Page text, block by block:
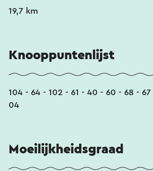
19,7 km
Knooppuntenlijst
104 - 64 - 102 - 61 - 40 - 60 - 68 - 67
04
Moeilijkheidsgraad